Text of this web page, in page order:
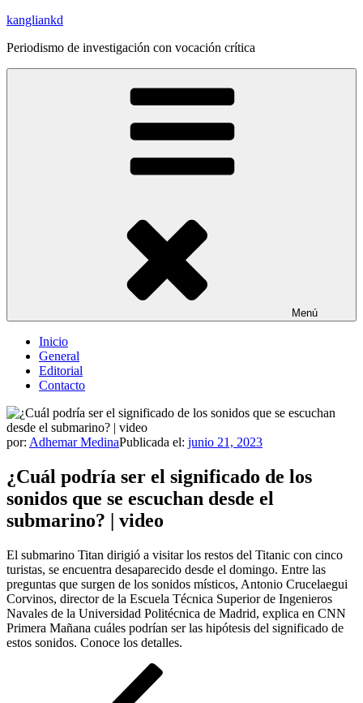
Saltar
contenido
kangliankd
Periodismo de investigación con vocación crítica
Menú
Inicio
General
Editorial
Contacto
por: Adhemar MedinaPublicada el: junio 21, 2023
¿Cuál podría ser el significado de los
sonidos que se escuchan desde el
submarino? | video
El submarino Titan dirigió a visitar los restos del Titanic con cinco
turistas, se encuentra desaparecido desde el domingo. Entre las
preguntas que surgen de los sonidos místicos, Antonio Crucelaegui
Corvinos, director de la Escuela Técnica Superior de Ingenieros
Navales de la Universidad Politécnica de Madrid, explica en CNN
Primera Mañana cuáles podrían ser las hipótesis del significado de
estos sonidos. Conoce los detalles.